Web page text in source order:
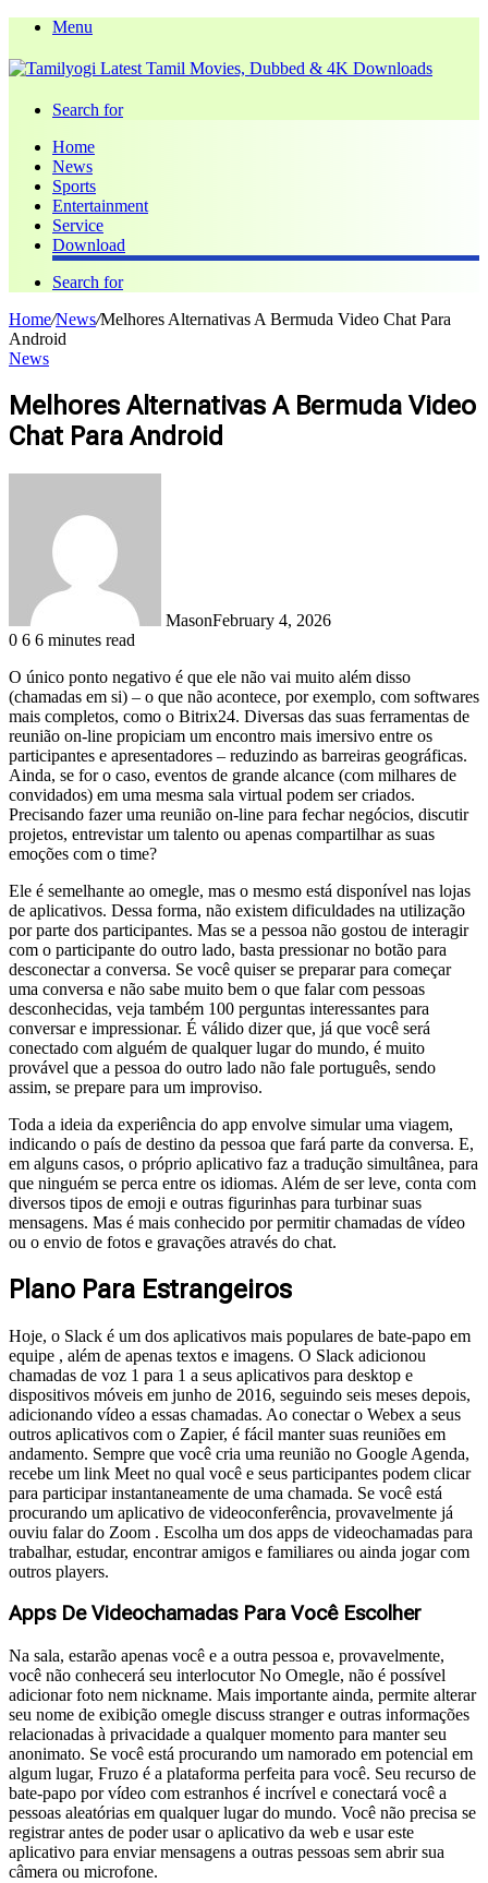
Menu
Search for
Home
News
Sports
Entertainment
Service
Download
Search for
Home/News/Melhores Alternativas A Bermuda Video Chat Para
Android
News
Melhores Alternativas A Bermuda Video
Chat Para Android
MasonFebruary 4, 2026
0 6 6 minutes read
O único ponto negativo é que ele não vai muito além disso
(chamadas em si) – o que não acontece, por exemplo, com softwares
mais completos, como o Bitrix24. Diversas das suas ferramentas de
reunião on-line propiciam um encontro mais imersivo entre os
participantes e apresentadores – reduzindo as barreiras geográficas.
Ainda, se for o caso, eventos de grande alcance (com milhares de
convidados) em uma mesma sala virtual podem ser criados.
Precisando fazer uma reunião on-line para fechar negócios, discutir
projetos, entrevistar um talento ou apenas compartilhar as suas
emoções com o time?
Ele é semelhante ao omegle, mas o mesmo está disponível nas lojas
de aplicativos. Dessa forma, não existem dificuldades na utilização
por parte dos participantes. Mas se a pessoa não gostou de interagir
com o participante do outro lado, basta pressionar no botão para
desconectar a conversa. Se você quiser se preparar para começar
uma conversa e não sabe muito bem o que falar com pessoas
desconhecidas, veja também 100 perguntas interessantes para
conversar e impressionar. É válido dizer que, já que você será
conectado com alguém de qualquer lugar do mundo, é muito
provável que a pessoa do outro lado não fale português, sendo
assim, se prepare para um improviso.
Toda a ideia da experiência do app envolve simular uma viagem,
indicando o país de destino da pessoa que fará parte da conversa. E,
em alguns casos, o próprio aplicativo faz a tradução simultânea, para
que ninguém se perca entre os idiomas. Além de ser leve, conta com
diversos tipos de emoji e outras figurinhas para turbinar suas
mensagens. Mas é mais conhecido por permitir chamadas de vídeo
ou o envio de fotos e gravações através do chat.
Plano Para Estrangeiros
Hoje, o Slack é um dos aplicativos mais populares de bate-papo em
equipe , além de apenas textos e imagens. O Slack adicionou
chamadas de voz 1 para 1 a seus aplicativos para desktop e
dispositivos móveis em junho de 2016, seguindo seis meses depois,
adicionando vídeo a essas chamadas. Ao conectar o Webex a seus
outros aplicativos com o Zapier, é fácil manter suas reuniões em
andamento. Sempre que você cria uma reunião no Google Agenda,
recebe um link Meet no qual você e seus participantes podem clicar
para participar instantaneamente de uma chamada. Se você está
procurando um aplicativo de videoconferência, provavelmente já
ouviu falar do Zoom . Escolha um dos apps de videochamadas para
trabalhar, estudar, encontrar amigos e familiares ou ainda jogar com
outros players.
Apps De Videochamadas Para Você Escolher
Na sala, estarão apenas você e a outra pessoa e, provavelmente,
você não conhecerá seu interlocutor No Omegle, não é possível
adicionar foto nem nickname. Mais importante ainda, permite alterar
seu nome de exibição omegle discuss stranger e outras informações
relacionadas à privacidade a qualquer momento para manter seu
anonimato. Se você está procurando um namorado em potencial em
algum lugar, Fruzo é a plataforma perfeita para você. Seu recurso de
bate-papo por vídeo com estranhos é incrível e conectará você a
pessoas aleatórias em qualquer lugar do mundo. Você não precisa se
registrar antes de poder usar o aplicativo da web e usar este
aplicativo para enviar mensagens a outras pessoas sem abrir sua
câmera ou microfone.